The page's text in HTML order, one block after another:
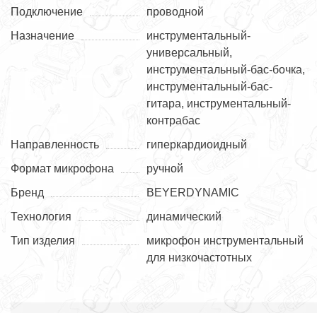
Подключение
проводной
Назначение
инструментальный-
универсальный,
инструментальный-бас-бочка,
инструментальный-бас-
гитара, инструментальный-
контрабас
Направленность
гиперкардиоидный
Формат микрофона
ручной
Бренд
BEYERDYNAMIC
Технология
динамический
Тип изделия
микрофон инструментальный
для низкочастотных